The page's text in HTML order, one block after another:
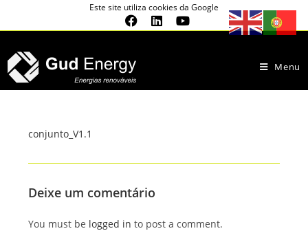
Este site utiliza cookies da Google
Menu
conjunto_V1.1
Deixe um comentário
You must be logged in to post a comment.